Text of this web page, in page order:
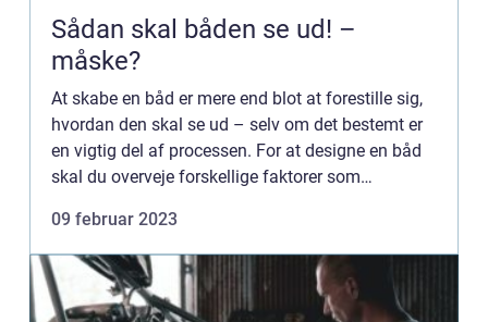
Sådan skal båden se ud! –
måske?
At skabe en båd er mere end blot at forestille sig,
hvordan den skal se ud – selv om det bestemt er
en vigtig del af processen. For at designe en båd
skal du overveje forskellige faktorer som
nogle...
09 februar 2023